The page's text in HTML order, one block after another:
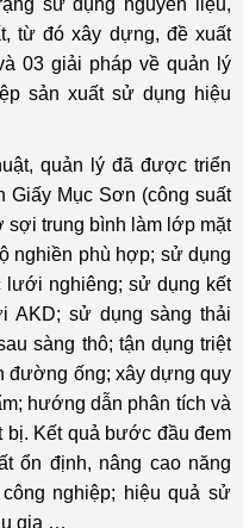
từ đó xây dựng, đề xuất
03 giải pháp về quản lý
sản xuất sử dụng hiệu
quản lý đã được triển
Giấy Mục Sơn (công suất
sợi trung bình làm lớp mặt
nghiền phù hợp; sử dụng
lưới nghiêng; sử dụng kết
AKD; sử dụng sàng thải
sàng thô; tận dụng triệt
đường ống; xây dựng quy
hướng dẫn phân tích và
bị. Kết quả bước đầu đem
ổn định, nâng cao năng
nghiệp; hiệu quả sử
gia …